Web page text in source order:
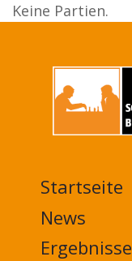
Keine Partien.
MAIN
NAVIGATION
FOOTER
Startseite
News
Ergebnisse